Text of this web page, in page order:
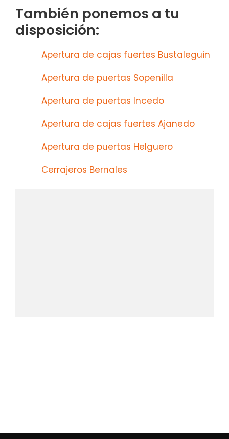
También ponemos a tu
disposición:
Apertura de cajas fuertes Bustaleguin
Apertura de puertas Sopenilla
Apertura de puertas Incedo
Apertura de cajas fuertes Ajanedo
Apertura de puertas Helguero
Cerrajeros Bernales